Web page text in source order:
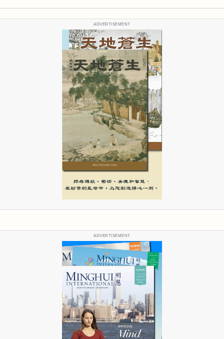
ADVERTISEMENT
ADVERTISEMENT